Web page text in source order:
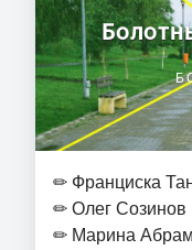
✏ Франциска
✏Олег Созинов
✏ Марина